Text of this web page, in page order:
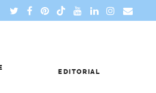
EDITORIAL